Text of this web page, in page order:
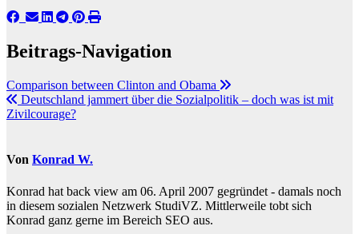
Beitrags-Navigation
Comparison between Clinton and Obama
Deutschland jammert über die Sozialpolitik – doch was ist mit
Zivilcourage?
Von Konrad W.
Konrad hat back view am 06. April 2007 gegründet - damals noch
in diesem sozialen Netzwerk StudiVZ. Mittlerweile tobt sich
Konrad ganz gerne im Bereich SEO aus.